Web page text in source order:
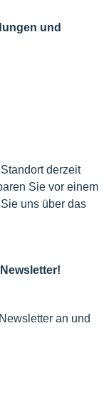
und
derzeit
Sie vor einem
uns über das
an und